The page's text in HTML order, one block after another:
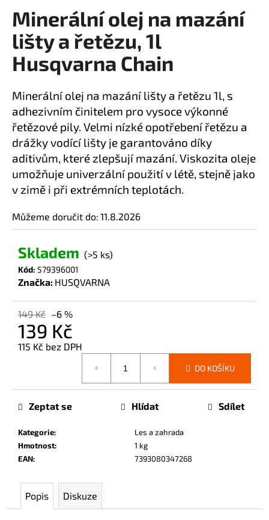
produktu
je
0,0
z
5
Minerální olej na mazání
lišty a řetězu, 1l
Husqvarna Chain
Minerální olej na mazání lišty a řetězu 1l, s
adhezivním činitelem pro vysoce výkonné
řetězové pily. Velmi nízké opotřebení řetězu a
drážky vodící lišty je garantováno díky
aditivům, které zlepšují mazání. Viskozita oleje
umožňuje univerzální použití v létě, stejně jako
v zimě i při extrémních teplotách.
Můžeme doručit do: 11.8.2026
Skladem (>5 ks)
Kód: 579396001
Značka: HUSQVARNA
149 Kč –6 %
139 Kč
115 Kč bez DPH
DO KOŠÍKU
Kategorie:
Les a zahrada
Hmotnost:
1 kg
EAN: 7393080347268
Zeptat se Hlídat Sdílet
Popis Diskuze
a
j
í
t
HLEDAT
D
p
u
u
j
e
m
e